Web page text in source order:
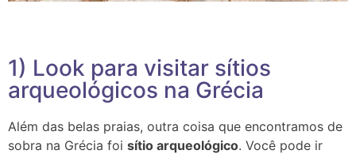
1) Look para visitar sítios
arqueológicos na Grécia
Além das belas praias, outra coisa que encontramos de
sobra na Grécia foi sítio arqueológico. Você pode ir